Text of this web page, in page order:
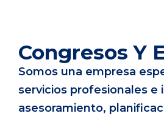
Congresos Y
Somos una empresa
servicios profesionales e
asesoramiento,